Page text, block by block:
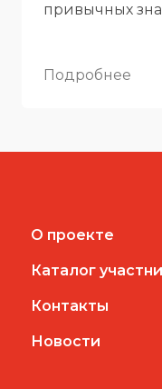
привычных
Подробнее
О проекте
Каталог
Контакты
Новости